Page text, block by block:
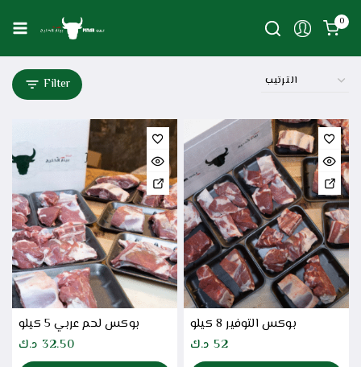
0
Filter
بوكس لحم عربي 5 كيلو
32.50 د.ك
بوكس التوفير 8 كيلو
52 د.ك